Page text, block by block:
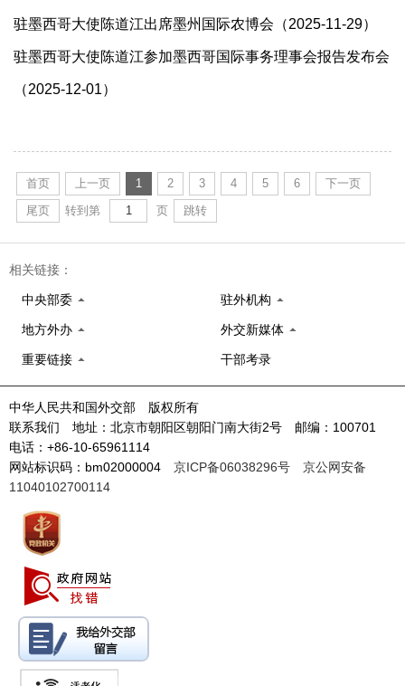
驻墨西哥大使陈道江出席墨州国际农博会（2025-11-29）
驻墨西哥大使陈道江参加墨西哥国际事务理事会报告发布会
（2025-12-01）
首页 上一页 1 2 3 4 5 6
下一页
尾页
转到第 页 跳转
相关链接：
中央部委 驻外机构
地方外办 外交新媒体
重要链接 干部考录
中华人民共和国外交部 版权所有
联系我们 地址：北京市朝阳区朝阳门南大街2号 邮编：100701
电话：+86-10-65961114
网站标识码：bm02000004 京ICP备06038296号
京公网安备
11040102700114